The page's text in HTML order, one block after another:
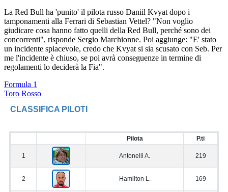
La Red Bull ha 'punito' il pilota russo Daniil Kvyat dopo i
tamponamenti alla Ferrari di Sebastian Vettel? "Non voglio
giudicare cosa hanno fatto quelli della Red Bull, perché sono dei
concorrenti", risponde Sergio Marchionne. Poi aggiunge: "E' stato
un incidente spiacevole, credo che Kvyat si sia scusato con Seb. Per
me l'incidente è chiuso, se poi avrà conseguenze in termine di
regolamenti lo deciderà la Fia".
Formula 1
Toro Rosso